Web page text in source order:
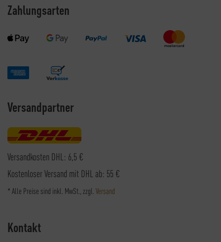
Zahlungsarten
Versandpartner
Versandkosten DHL: 6,5 €
Kostenloser Versand mit DHL ab: 55 €
* Alle Preise sind inkl. MwSt., zzgl. Versand
Kontakt